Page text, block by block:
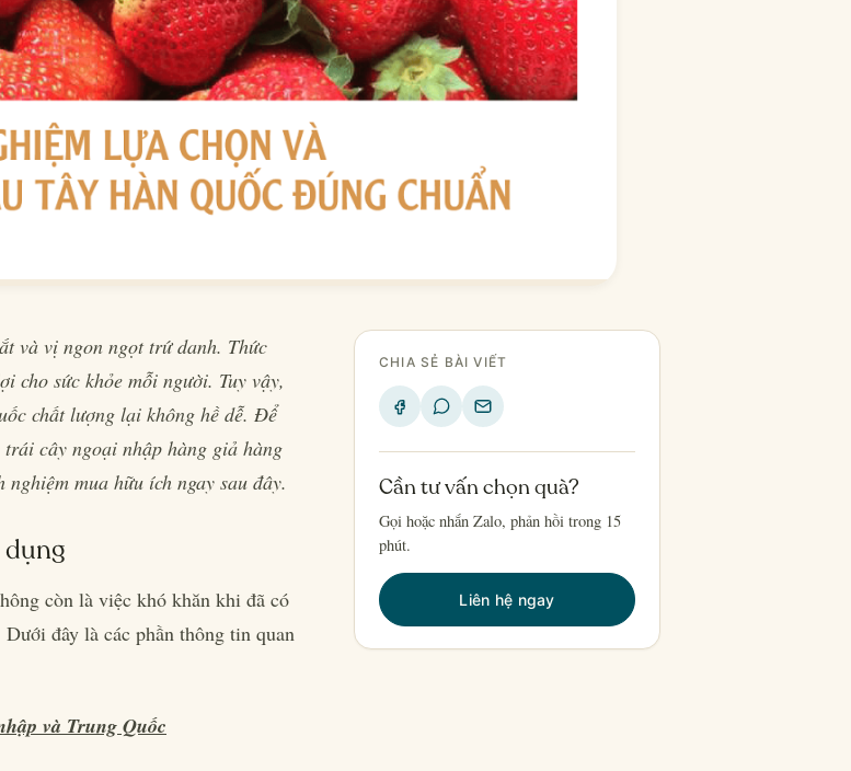
và vị ngon ngọt trứ danh. Thức
cho sức khỏe mỗi người. Tuy vậy,
chất lượng lại không hề dễ. Để
cây ngoại nhập hàng giả hàng
mua hữu ích ngay sau đây.
còn là việc khó khăn khi đã có
đây là các phần thông tin quan
và Trung Quốc
CHIA SẺ BÀI VIẾT
Cần tư vấn chọn quà?
Gọi hoặc nhắn Zalo, phản hồi trong 15
phút.
Liên hệ ngay